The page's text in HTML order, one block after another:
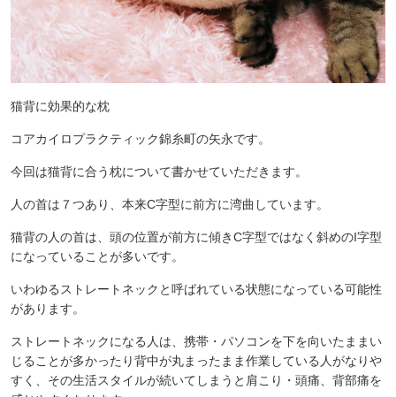
猫背に効果的な枕
コアカイロプラクティック錦糸町の矢永です。
今回は猫背に合う枕について書かせていただきます。
人の首は７つあり、本来C字型に前方に湾曲しています。
猫背の人の首は、頭の位置が前方に傾きC字型ではなく斜めのI字型
になっていることが多いです。
いわゆるストレートネックと呼ばれている状態になっている可能性
があります。
ストレートネックになる人は、携帯・パソコンを下を向いたままい
じることが多かったり背中が丸まったまま作業している人がなりや
すく、その生活スタイルが続いてしまうと肩こり・頭痛、背部痛を